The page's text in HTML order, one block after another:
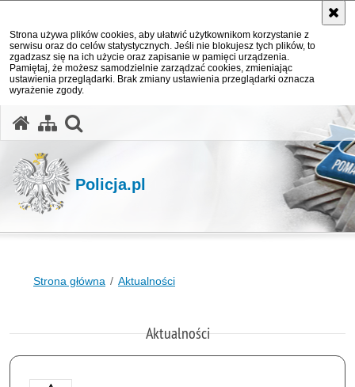
Strona używa plików cookies, aby ułatwić użytkownikom korzystanie z
serwisu oraz do celów statystycznych. Jeśli nie blokujesz tych plików, to
zgadzasz się na ich użycie oraz zapisanie w pamięci urządzenia.
Pamiętaj, że możesz samodzielnie zarządzać cookies, zmieniając
ustawienia przeglądarki. Brak zmiany ustawienia przeglądarki oznacza
wyrażenie zgody.
Policja.pl
Strona główna Aktualności
Aktualności